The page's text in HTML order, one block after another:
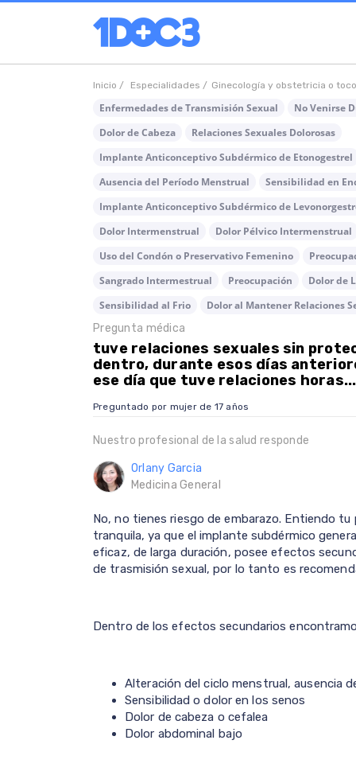
Inicio / Especialidades / Ginecología y obstetricia o
Enfermedades de Transmisión Sexual
No Venirse
Dolor de Cabeza
Relaciones Sexuales Dolorosas
Implante Anticonceptivo Subdérmico de Etonogestrel
Ausencia del Período Menstrual
Sensibilidad en
Implante Anticonceptivo Subdérmico de
Dolor Intermenstrual
Dolor Pélvico Intermenstrual
Uso del Condón o Preservativo Femenino
Sangrado Intermestrual
Preocupación Dolor de
Sensibilidad al Frio
Dolor al Mantener Relaciones
Pregunta médica
tuve relaciones sexuales sin
dentro, durante esos días
ese día que tuve relaciones horas...
Preguntado por mujer de 17 años
Nuestro profesional de la salud responde
Orlany Garcia
Medicina General
No, no tienes riesgo de embarazo. Entiendo
tranquila, ya que el implante subdérmico
eficaz, de larga duración, posee efectos
de trasmisión sexual, por lo tanto es
Dentro de los efectos secundarios
Alteración del ciclo menstrual, ausencia
Sensibilidad o dolor en los senos
Dolor de cabeza o cefalea
Dolor abdominal bajo